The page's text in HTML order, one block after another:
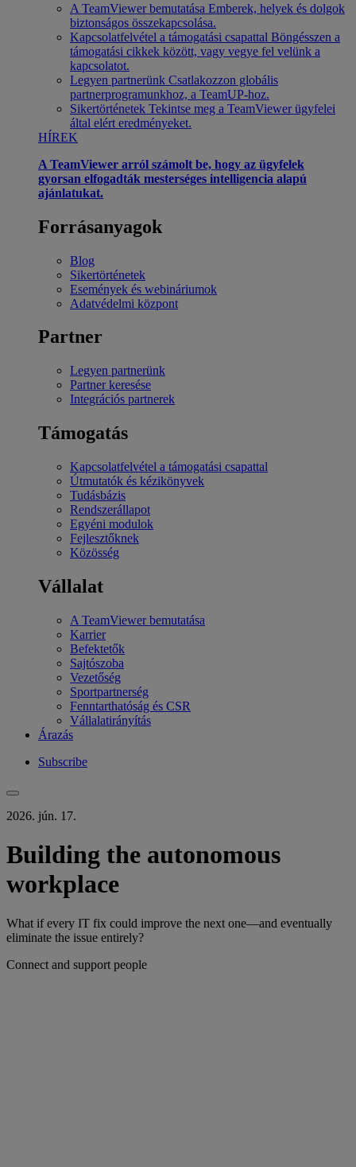
A TeamViewer bemutatása Emberek, helyek és dolgok
biztonságos összekapcsolása.
Kapcsolatfelvétel a támogatási csapattal Böngésszen a
támogatási cikkek között, vagy vegye fel velünk a
kapcsolatot.
Legyen partnerünk Csatlakozzon globális
partnerprogramunkhoz, a TeamUP-hoz.
Sikertörténetek Tekintse meg a TeamViewer ügyfelei
által elért eredményeket.
HÍREK
A TeamViewer arról számolt be, hogy az ügyfelek
gyorsan elfogadták mesterséges intelligencia alapú
ajánlatukat.
Forrásanyagok
Blog
Sikertörténetek
Események és webináriumok
Adatvédelmi központ
Partner
Legyen partnerünk
Partner keresése
Integrációs partnerek
Támogatás
Kapcsolatfelvétel a támogatási csapattal
Útmutatók és kézikönyvek
Tudásbázis
Rendszerállapot
Egyéni modulok
Fejlesztőknek
Közösség
Vállalat
A TeamViewer bemutatása
Karrier
Befektetők
Sajtószoba
Vezetőség
Sportpartnerség
Fenntarthatóság és CSR
Vállalatirányítás
Árazás
Subscribe
2026. jún. 17.
Building the autonomous
workplace
What if every IT fix could improve the next one—and eventually
eliminate the issue entirely?
Connect and support people